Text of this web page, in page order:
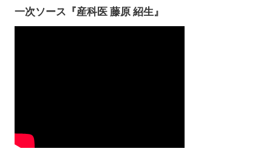
一次ソース『産科医 藤原 紹生』